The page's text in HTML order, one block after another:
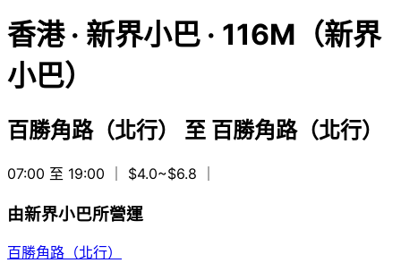
香港· 新界小巴 · 116M（新界
小巴）
百勝角路（北行） 至 百勝角路（北行）
07:00 至 19:00 ｜ $4.0~$6.8
由新界小巴所營運
百勝角路（北行）